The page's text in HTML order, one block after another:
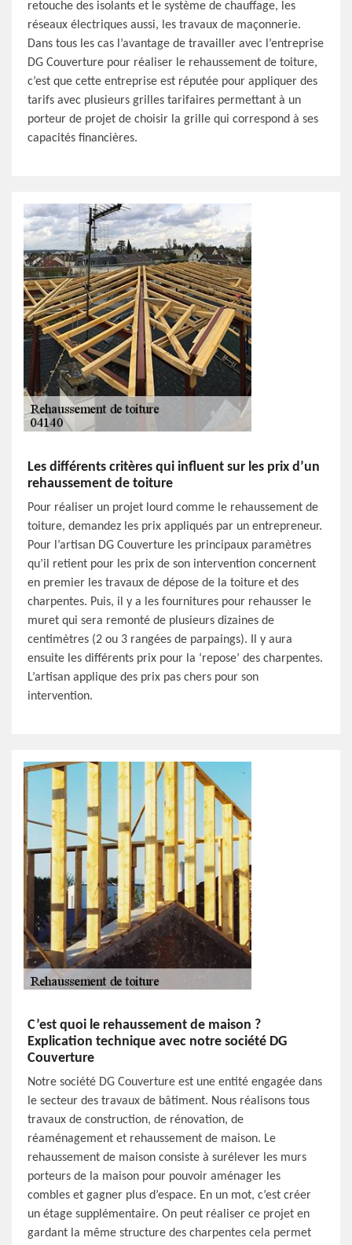
retouche des isolants et le système de chauffage, les
réseaux électriques aussi, les travaux de maçonnerie.
Dans tous les cas l’avantage de travailler avec l’entreprise
DG Couverture pour réaliser le rehaussement de toiture,
c’est que cette entreprise est réputée pour appliquer des
tarifs avec plusieurs grilles tarifaires permettant à un
porteur de projet de choisir la grille qui correspond à ses
capacités financières.
Les différents critères qui influent sur les prix d’un
rehaussement de toiture
Pour réaliser un projet lourd comme le rehaussement de
toiture, demandez les prix appliqués par un entrepreneur.
Pour l’artisan DG Couverture les principaux paramètres
qu’il retient pour les prix de son intervention concernent
en premier les travaux de dépose de la toiture et des
charpentes. Puis, il y a les fournitures pour rehausser le
muret qui sera remonté de plusieurs dizaines de
centimètres (2 ou 3 rangées de parpaings). Il y aura
ensuite les différents prix pour la ‘repose’ des charpentes.
L’artisan applique des prix pas chers pour son
intervention.
C’est quoi le rehaussement de maison ?
Explication technique avec notre société DG
Couverture
Notre société DG Couverture est une entité engagée dans
le secteur des travaux de bâtiment. Nous réalisons tous
travaux de construction, de rénovation, de
réaménagement et rehaussement de maison. Le
rehaussement de maison consiste à surélever les murs
porteurs de la maison pour pouvoir aménager les
combles et gagner plus d’espace. En un mot, c’est créer
un étage supplémentaire. On peut réaliser ce projet en
gardant la même structure des charpentes cela permet